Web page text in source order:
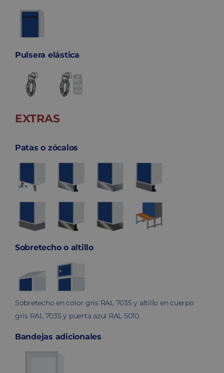
Pulsera elástica
EXTRAS
Patas o zócalos
Sobretecho o altillo
Sobretecho en color gris RAL 7035 y altillo en cuerpo
gris RAL 7035 y puerta azul RAL 5010.
Bandejas adicionales